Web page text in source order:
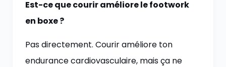
Est-ce que courir améliore le footwork
en boxe ?
Pas directement. Courir améliore ton
endurance cardiovasculaire, mais ça ne